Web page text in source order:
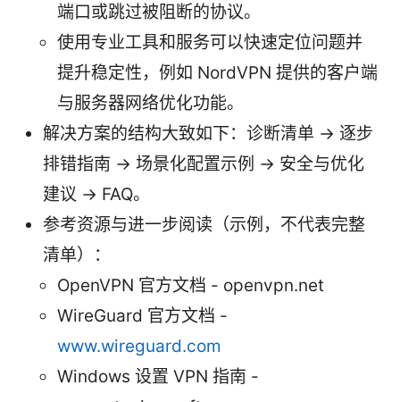
端口或跳过被阻断的协议。
使用专业工具和服务可以快速定位问题并
提升稳定性，例如 NordVPN 提供的客户端
与服务器网络优化功能。
解决方案的结构大致如下：诊断清单 → 逐步
排错指南 → 场景化配置示例 → 安全与优化
建议 → FAQ。
参考资源与进一步阅读（示例，不代表完整
清单）：
OpenVPN 官方文档 - openvpn.net
WireGuard 官方文档 -
www.wireguard.com
Windows 设置 VPN 指南 -